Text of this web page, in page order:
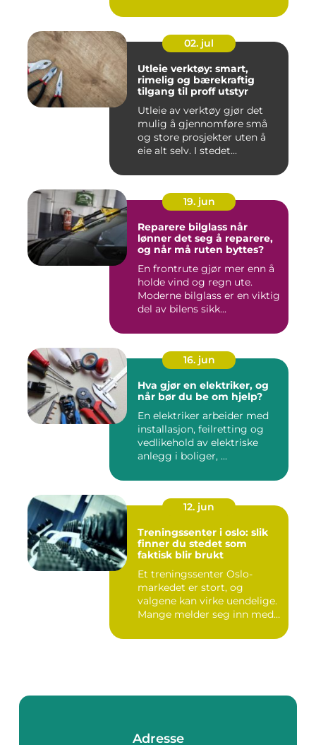
02. jul
Utleie verktøy: smart,
rimelig og bærekraftig
tilgang til proff utstyr
Utleie av verktøy gjør det
mulig å gjennomføre små
og store prosjekter uten å
eie alt selv. I stedet...
19. jun
Reparere bilglass når
lønner det seg å reparere,
og når må ruten byttes?
En frontrute gjør mer enn å
holde vind og regn ute.
Moderne bilglass er en viktig
del av bilens sikk...
16. jun
Hva gjør en elektriker, og
når bør du be om hjelp?
En elektriker arbeider med
installasjon, feilretting og
vedlikehold av elektriske
anlegg i boliger, ...
12. jun
Treningssenter i oslo: slik
finner du stedet som
faktisk blir brukt
Et treningssenter Oslo-
markedet er stort, og
valgene kan virke uendelige.
Mange melder seg inn med
Adresse